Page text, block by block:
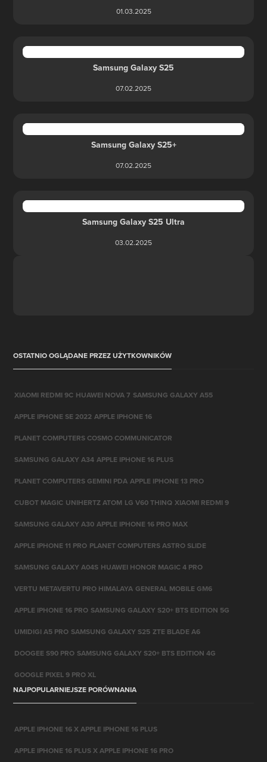
01.03.2025
Samsung Galaxy S25
07.02.2025
Samsung Galaxy S25+
07.02.2025
Samsung Galaxy S25 Ultra
03.02.2025
OSTATNIO OGLĄDANE PRZEZ UŻYTKOWNIKÓW
XIAOMI REDMI 9C HUAWEI NOVA 7 SAMSUNG GALAXY A55
APPLE IPHONE SE 2022 APPLE IPHONE 16
PLANET COMPUTERS COSMO COMMUNICATOR
SAMSUNG GALAXY A34 APPLE IPHONE 16 PLUS
PLANET COMPUTERS GEMINI PDA APPLE IPHONE 13 PRO
CUBOT MAGIC UNIHERTZ ATOM LG V60 THINQ XIAOMI REDMI 9
SAMSUNG GALAXY A30 APPLE IPHONE 16 PRO MAX
APPLE IPHONE 11 PRO PLANET COMPUTERS ASTRO SLIDE
SAMSUNG GALAXY A04S HUAWEI HONOR MAGIC 4 PRO
VERTU METAVERTU PRO HIMALAYA GENERAL MOBILE GM6
APPLE IPHONE 16 PRO SAMSUNG GALAXY S20+ BTS EDITION 5G
UMIDIGI A5 PRO SAMSUNG GALAXY S25 ZTE BLADE A6
DOOGEE S90 PRO SAMSUNG GALAXY S20+ BTS EDITION 4G
GOOGLE PIXEL 9 PRO XL
NAJPOPULARNIEJSZE PORÓWNANIA
APPLE IPHONE 16 X APPLE IPHONE 16 PLUS
APPLE IPHONE 16 PLUS X APPLE IPHONE 16 PRO